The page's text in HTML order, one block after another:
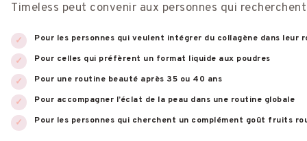
Timeless peut convenir aux personnes qui
Pour les personnes qui veulent intégrer du collagène dans leur
Pour celles qui préfèrent un format liquide aux poudres
Pour une routine beauté après 35 ou 40 ans
Pour accompagner l’éclat de la peau dans une routine globale
Pour les personnes qui cherchent un complément goût fruits